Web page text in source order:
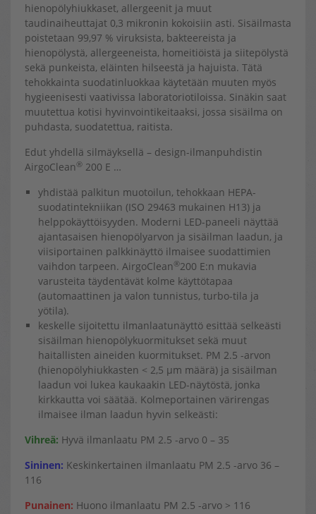
hienopölyhiukkaset, allergeenit ja muut
taudinaiheuttajat 0,3 mikronin kokoisiin asti. Sisäilmasta
poistetaan 99,97 % viruksista, bakteereista ja
hienopölystä, allergeeneista, homeitiöistä ja siitepölystä
sekä punkeista, eläinten hilseestä ja hajuista. Tätä
tehokkainta suodatinluokkaa käytetään muuten myös
hygieenisesti vaativissa laboratoriotiloissa. Sinäkin saat
muutettua kotisi hyvinvointikeitaaksi, jossa sisäilma on
puhdasta, suodatettua, raitista.
Edut yhdellä silmäyksellä – design-ilmanpuhdistin
AirgoClean® 200 E …
yhdistää palkitun muotoilun, tehokkaan HEPA-
suodatintekniikan (ISO 29463 mukainen H13) ja
helppokäyttöisyyden. Moderni LED-paneeli näyttää
ajantasaisen hienopölyarvon ja sisäilman laadun, ja
viisiportainen palkkinäyttö ilmaisee suodattimien
vaihdon tarpeen. AirgoClean®200 E:n mukavia
varusteita täydentävät kolme käyttötapaa
(automaattinen ja valon tunnistus, turbo-tila ja
yötila).
keskelle sijoitettu ilmanlaatunäyttö esittää selkeästi
sisäilman hienopölykuormitukset sekä muut
haitallisten aineiden kuormitukset. PM 2.5 -arvon
(hienopölyhiukkasten < 2,5 µm määrä) ja sisäilman
laadun voi lukea kaukaakin LED-näytöstä, jonka
kirkkautta voi säätää. Kolmeportainen värirengas
ilmaisee ilman laadun hyvin selkeästi:
Vihreä: Hyvä ilmanlaatu PM 2.5 -arvo 0 – 35
Sininen: Keskinkertainen ilmanlaatu PM 2.5 -arvo 36 –
116
Punainen: Huono ilmanlaatu PM 2.5 -arvo > 116